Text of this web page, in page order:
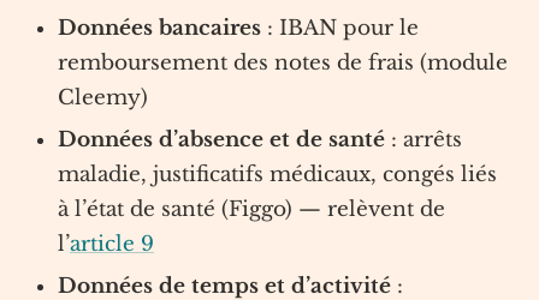
Données bancaires : IBAN pour le
remboursement des notes de frais (module
Cleemy)
Données d’absence et de santé : arrêts
maladie, justificatifs médicaux, congés liés
à l’état de santé (Figgo) — relèvent de
l’article 9
Données de temps et d’activité :